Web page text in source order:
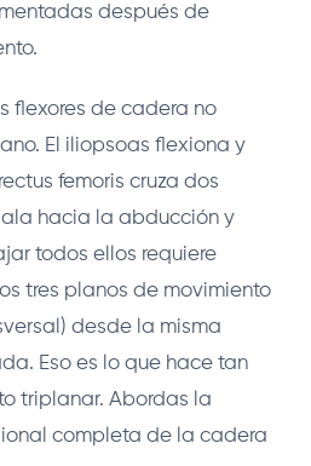
después de
flexores de cadera no
El iliopsoas flexiona y
femoris cruza dos
hacia la abducción y
todos ellos requiere
tres planos de movimiento
desde la misma
Eso es lo que hace tan
triplanar. Abordas la
completa de la cadera